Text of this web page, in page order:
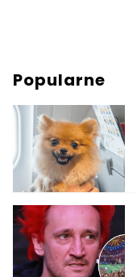
Popularne